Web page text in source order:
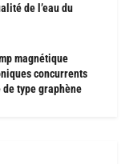
de l’eau du
magnétique
concurrents
type graphène